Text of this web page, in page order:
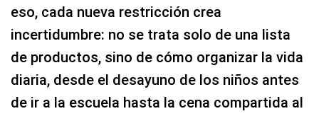
eso, cada nueva restricción crea
incertidumbre: no se trata solo de una lista
de productos, sino de cómo organizar la vida
diaria, desde el desayuno de los niños antes
de ir a la escuela hasta la cena compartida al